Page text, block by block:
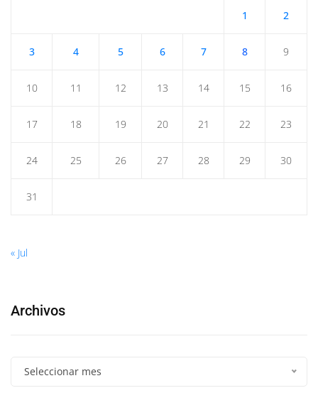
1 2
3 4 5 6 7 8 9
10 11 12 13 14 15 16
17 18 19 20 21 22 23
24 25 26 27 28 29 30
31
« Jul
Archivos
Seleccionar mes